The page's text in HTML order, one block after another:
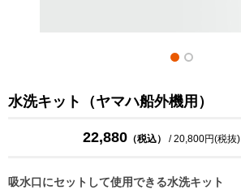
水洗キット（ヤマハ船外機用）
22,880 （税込） / 20,800円(税抜)
吸水口にセットして使用できる水洗キット